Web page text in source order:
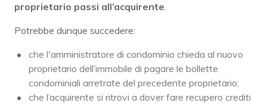
proprietario passi all’acquirente
Potrebbe dunque succedere:
che l'amministratore di condominio chieda al nuovo
proprietario dell’immobile di pagare le bollette
condominiali arretrate del precedente proprietario;
che l’acquirente si ritrovi a dover fare recupero crediti